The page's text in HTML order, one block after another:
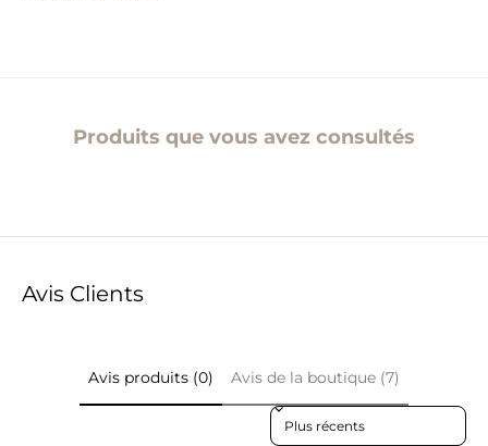
Produits que vous avez consultés
Avis Clients
Avis produits (0) Avis de la boutique (7)
Sort reviews by